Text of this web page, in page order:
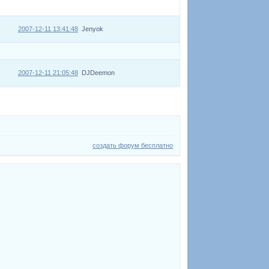
2007-12-11 13:41:48 Jenyok
2007-12-11 21:05:48 DJDeemon
создать форум бесплатно